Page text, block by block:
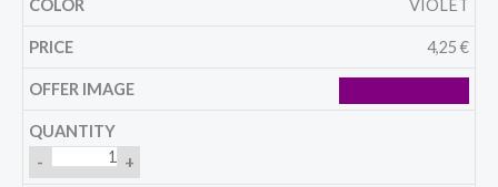
VIOLET
4,25€
- +